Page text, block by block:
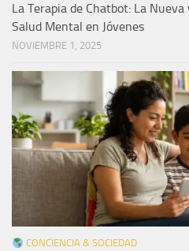
La Terapia de Chatbot: La
Salud Mental en Jóvenes
NOVIEMBRE 1, 2025
CONCIENCIA & SOCIEDAD